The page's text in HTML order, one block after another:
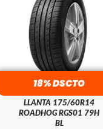
18% DSCTO
LLANTA 175/60R14
ROADHOG RGS01 79H
BL